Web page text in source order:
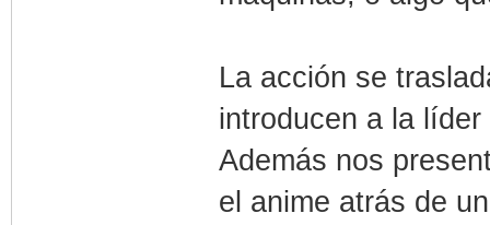
La acción se
introducen a la
Además nos
el anime atrás de